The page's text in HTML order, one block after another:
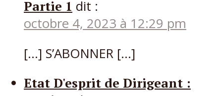
Partie 1 dit :
octobre 4, 2023 à 12:29 pm
[…] S’ABONNER […]
Etat D'esprit de Dirigeant :